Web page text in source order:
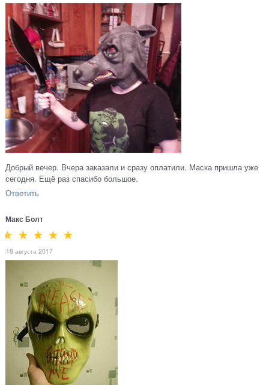
Добрый вечер. Вчера заказали и сразу оплатили. Маска пришла уже
сегодня. Ещё раз спасибо большое.
Ответить
Макс Болт
18 августа 2017